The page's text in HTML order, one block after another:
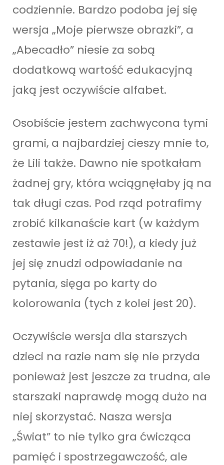
codziennie. Bardzo podoba jej się
wersja „Moje pierwsze obrazki”, a
„Abecadło” niesie za sobą
dodatkową wartość edukacyjną
jaką jest oczywiście alfabet.
Osobiście jestem zachwycona tymi
grami, a najbardziej cieszy mnie to,
że Lili także. Dawno nie spotkałam
żadnej gry, która wciągnęłaby ją na
tak długi czas. Pod rząd potrafimy
zrobić kilkanaście kart (w każdym
zestawie jest iż aż 70!), a kiedy już
jej się znudzi odpowiadanie na
pytania, sięga po karty do
kolorowania (tych z kolei jest 20).
Oczywiście wersja dla starszych
dzieci na razie nam się nie przyda
ponieważ jest jeszcze za trudna, ale
starszaki naprawdę mogą dużo na
niej skorzystać. Nasza wersja
„Świat” to nie tylko gra ćwicząca
pamięć i spostrzegawczość, ale